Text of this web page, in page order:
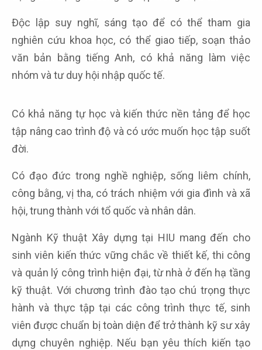
Độc lập suy nghĩ, sáng tạo để có thể tham gia
nghiên cứu khoa học, có thể giao tiếp, soạn thảo
văn bản bằng tiếng Anh, có khả năng làm việc
nhóm và tư duy hội nhập quốc tế.
Có khả năng tự học và kiến thức nền tảng để học
tập nâng cao trình độ và có ước muốn học tập suốt
đời.
Có đạo đức trong nghề nghiệp, sống liêm chính,
công bằng, vị tha, có trách nhiệm với gia đình và xã
hội, trung thành với tổ quốc và nhân dân.
Ngành Kỹ thuật Xây dựng tại HIU mang đến cho
sinh viên kiến thức vững chắc về thiết kế, thi công
và quản lý công trình hiện đại, từ nhà ở đến hạ tầng
kỹ thuật. Với chương trình đào tạo chú trọng thực
hành và thực tập tại các công trình thực tế, sinh
viên được chuẩn bị toàn diện để trở thành kỹ sư xây
dựng chuyên nghiệp. Nếu bạn yêu thích kiến tạo